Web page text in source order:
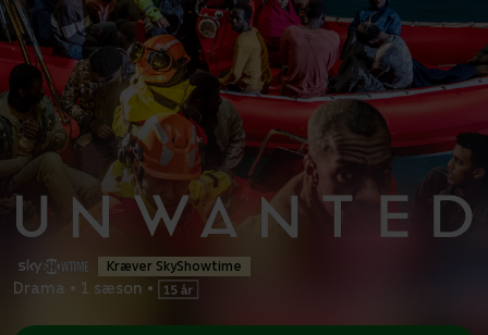
Kræver SkyShowtime
Drama • 1 sæson •